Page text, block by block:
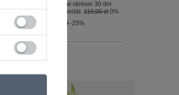
Najniższa cena produktu w okresie 30 dni
przed wprowadzeniem obniżki: 119,00 zł 0%
Cena regularna:
159,00 zł -25%
+ Dodaj do porównania